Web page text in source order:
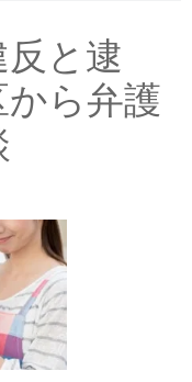
と逮
ら弁護